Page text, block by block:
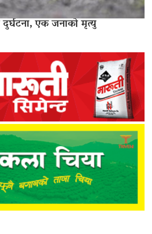
दुर्घटना, एक जनाको मृत्यु